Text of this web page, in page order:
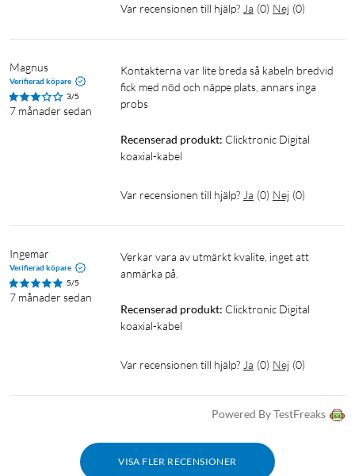
Var recensionen till hjälp? Ja (0) Nej (0)
Magnus
Verifierad köpare
3/5
7 månader sedan
Kontakterna var lite breda så kabeln bredvid
fick med nöd och näppe plats, annars inga
probs
Recenserad produkt: Clicktronic Digital
koaxial-kabel
Var recensionen till hjälp? Ja (0) Nej (0)
Ingemar
Verifierad köpare
5/5
7 månader sedan
Verkar vara av utmärkt kvalite, inget att
anmärka på.
Recenserad produkt: Clicktronic Digital
koaxial-kabel
Var recensionen till hjälp? Ja (0) Nej (0)
Powered By TestFreaks
VISA FLER RECENSIONER